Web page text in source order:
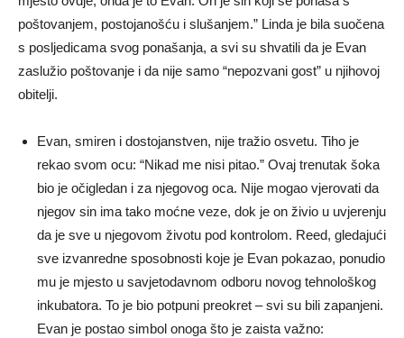
poštovanjem, postojanošću i slušanjem.” Linda je bila suočena
s posljedicama svog ponašanja, a svi su shvatili da je Evan
zaslužio poštovanje i da nije samo “nepozvani gost” u njihovoj
obitelji.
Evan, smiren i dostojanstven, nije tražio osvetu. Tiho je
rekao svom ocu: “Nikad me nisi pitao.” Ovaj trenutak šoka
bio je očigledan i za njegovog oca. Nije mogao vjerovati da
njegov sin ima tako moćne veze, dok je on živio u uvjerenju
da je sve u njegovom životu pod kontrolom. Reed, gledajući
sve izvanredne sposobnosti koje je Evan pokazao, ponudio
mu je mjesto u savjetodavnom odboru novog tehnološkog
inkubatora. To je bio potpuni preokret – svi su bili zapanjeni.
Evan je postao simbol onoga što je zaista važno: